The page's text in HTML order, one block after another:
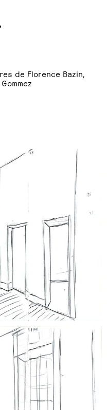
de Florence Bazin,